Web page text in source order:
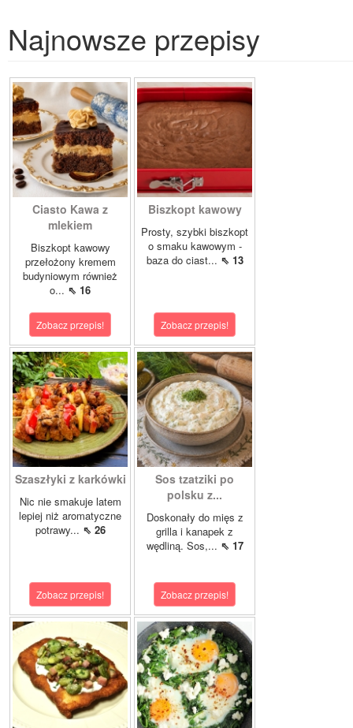
Najnowsze przepisy
Ciasto Kawa z
mlekiem
Biszkopt kawowy
przełożony kremem
budyniowym również
o... ⇖ 16
Zobacz przepis!
Biszkopt kawowy
Prosty, szybki biszkopt
o smaku kawowym -
baza do ciast... ⇖ 13
Zobacz przepis!
Szaszłyki z karkówki
Nic nie smakuje latem
lepiej niż aromatyczne
potrawy... ⇖ 26
Zobacz przepis!
Sos tzatziki po
polsku z...
Doskonały do mięs z
grilla i kanapek z
wędliną. Sos,... ⇖ 17
Zobacz przepis!